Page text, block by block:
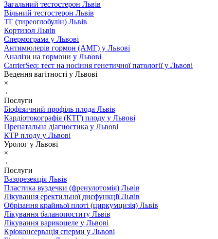
Загальний тестостерон Львів
Вільний тестостерон Львів
ТГ (тиреоглобулін) Львів
Кортизол Львів
Спермограма у Львові
Антимюлерів гормон (АМГ) у Львові
Аналізи на гормони у Львові
CarrierSeq: тест на носіння генетичної патології у Львові
Ведення вагітності у Львові
×
←
Послуги
Біофізичний профіль плода Львів
Кардіотокографія (КТГ) плоду у Львові
Пренатальна діагностика у Львові
КТР плоду у Львові
Уролог у Львові
×
←
Послуги
Вазорезекція Львів
Пластика вуздечки (френулотомія) Львів
Лікування еректильної дисфункції Львів
Обрізання крайньої плоті (циркумцизія) Львів
Лікування баланопоститу Львів
Лікування варикоцеле у Львові
Кріоконсервація сперми у Львові